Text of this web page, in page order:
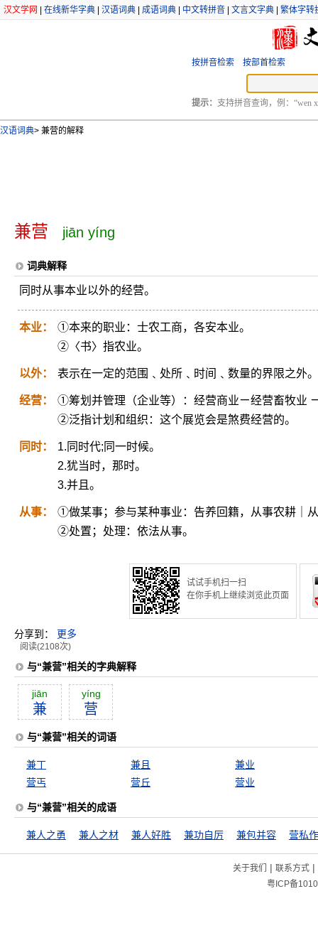
汉文学网 在线新华字典 汉语词典 成语词典 中文转拼音 文言文字典 繁体字转
按拼音检索 按部首检索
提示： 支持拼音查询，例：“wen
汉语词典> 兼营的解释
兼营 jiān yíng
词典解释
同时从事本业以外的经营。
本业：
①本来的职业：士农工商，各安本业。
②〈书〉指农业。
以外： 表示在一定的范围﹑处所﹑时间﹑数量的界限之外。
经营：
①筹划并管理（企业等）：经营商业ㄧ经营畜牧业
②泛指计划和组织：这个展览会是煞费经营的。
同时：
1.同时代;同一时候。
2.犹当时，那时。
3.并且。
从事：
①做某事；参与某种事业：告养回籍，从事农耕｜
②处置；处理：依法从事。
试试手机扫一扫
在你手机上继续浏览此页面
分享到： 更多
阅读(2108次)
与“兼营”相关的字典解释
jiān
兼
yíng
营
与“兼营”相关的词语
兼丁 兼且
兼业
营丐
营丘 营业
与“兼营”相关的成语
兼人之勇 兼人之材 兼人好胜 兼功自厉 兼包并容 营私
关于我们 | 联系方式|
粤ICP备